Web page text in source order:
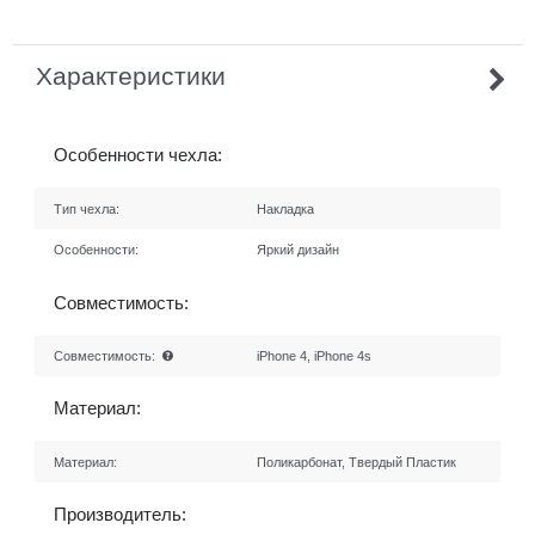
Характеристики
Особенности чехла:
Тип чехла: Накладка
Особенности: Яркий дизайн
Совместимость:
Совместимость: iPhone 4, iPhone 4s
Материал:
Материал: Поликарбонат, Твердый Пластик
Производитель: